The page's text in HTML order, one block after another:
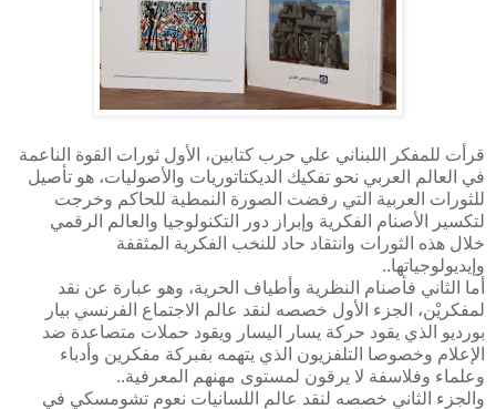
قرأت للمفكر اللبناني علي حرب كتابين، الأول ثورات القوة الناعمة
في العالم العربي نحو تفكيك الديكتاتوريات والأصوليات، هو تأصيل
للثورات العربية التي رفضت الصورة النمطية للحاكم وخرجت
لتكسير الأصنام الفكرية وإبراز دور التكنولوجيا والعالم الرقمي
خلال هذه الثورات وانتقاد حاد للنخب الفكرية المثقفة
وإيديولوجياتها..
أما الثاني فأصنام النظرية وأطياف الحرية، وهو عبارة عن نقد
لمفكريْن، الجزء الأول خصصه لنقد عالم الاجتماع الفرنسي بيار
بورديو الذي يقود حركة يسار اليسار ويقود حملات متصاعدة ضد
الإعلام وخصوصا التلفزيون الذي يتهمه بفبركة مفكرين وأدباء
وعلماء وفلاسفة لا يرقون لمستوى مهنهم المعرفية..
والجزء الثاني خصصه لنقد عالم اللسانيات نعوم تشومسكي في